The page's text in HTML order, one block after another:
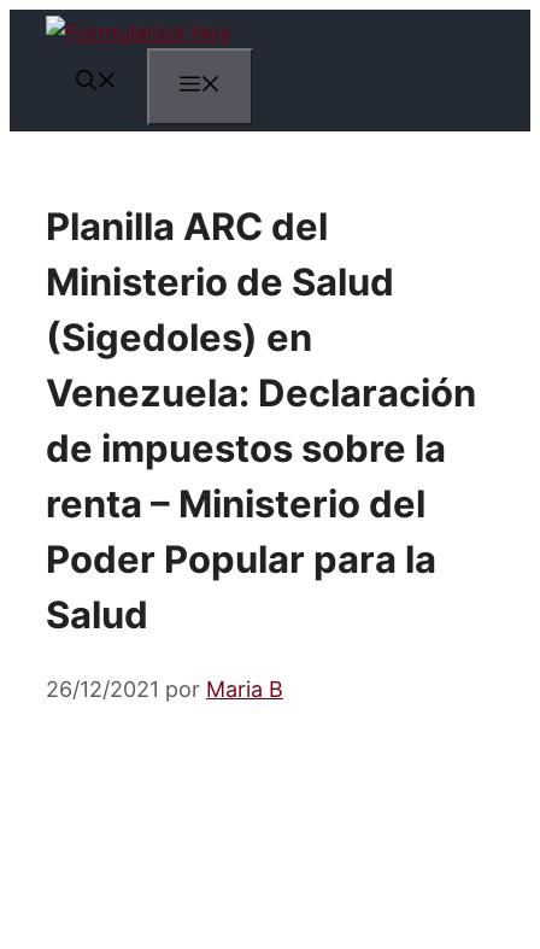
Saltar
contenido
Planilla ARC del
Ministerio de Salud
(Sigedoles) en
Venezuela: Declaración
de impuestos sobre la
renta – Ministerio del
Poder Popular para la
Salud
26/12/2021 por Maria B